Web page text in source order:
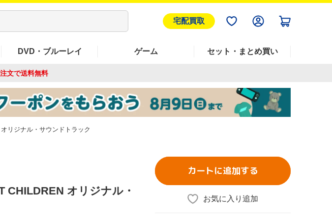
宅配買取
DVD・ブルーレイ ゲーム セット・まとめ買い
文で送料無料
リジナル・サウンドトラック
CHILDREN オリジナル・
カートに追加する
お気に入り追加